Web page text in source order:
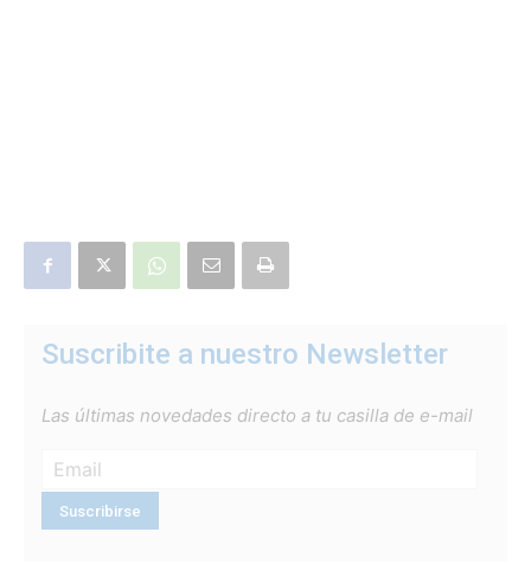
Suscribite a nuestro Newsletter
Las últimas novedades directo a tu casilla de e-mail